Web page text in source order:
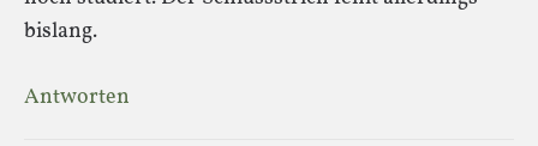
bislang.
Antworten